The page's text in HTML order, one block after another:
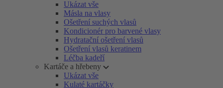
Ukázat vše
Másla na vlasy
Ošetření suchých vlasů
Kondicionér pro barvené vlasy
Hydratační ošetření vlasů
Ošetření vlasů keratinem
Léčba kadeří
Kartáče a hřebeny
Ukázat vše
Kulaté kartáčky